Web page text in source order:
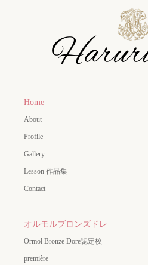
Home
About
Profile
Gallery
Lesson 作品集
Contact
オルモルブロンズドレ
Ormol Bronze Dore認定校
première